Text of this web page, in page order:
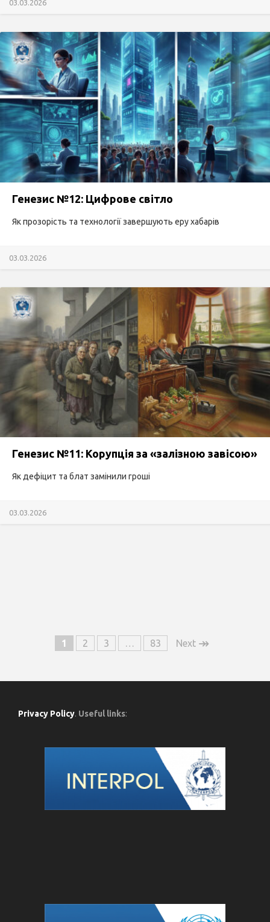
03.03.2026
Генезис №12: Цифрове світло
Як прозорість та технології завершують еру хабарів
03.03.2026
Генезис №11: Корупція за «залізною завісою»
Як дефіцит та блат замінили гроші
03.03.2026
1 2 3 … 83 Next ↠
Privacy Policy. Useful links: